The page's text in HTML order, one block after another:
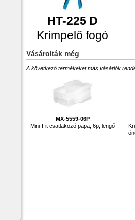
HT-225 D
Krimpelő fogó
Vásárolták még
A következő termékeket más vásárlók
MX-5559-06P
Mini-Fit csatlakozó papa, 6p, lengő